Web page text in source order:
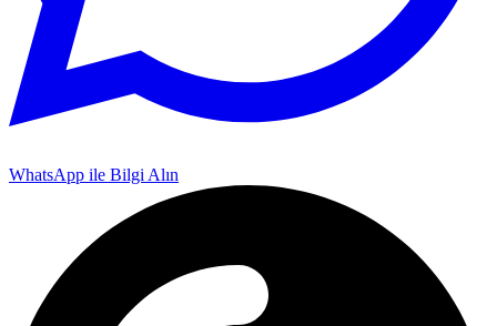
WhatsApp ile Bilgi Alın